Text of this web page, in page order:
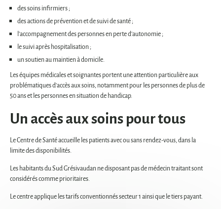
des soins infirmiers ;
des actions de prévention et de suivi de santé ;
l'accompagnement des personnes en perte d'autonomie ;
le suivi après hospitalisation ;
un soutien au maintien à domicile.
Les équipes médicales et soignantes portent une attention particulière aux
problématiques d'accès aux soins, notamment pour les personnes de plus de
50 ans et les personnes en situation de handicap.
Un accès aux soins pour tous
Le Centre de Santé accueille les patients avec ou sans rendez-vous, dans la
limite des disponibilités.
Les habitants du Sud Grésivaudan ne disposant pas de médecin traitant sont
considérés comme prioritaires.
Le centre applique les tarifs conventionnés secteur 1 ainsi que le tiers payant.